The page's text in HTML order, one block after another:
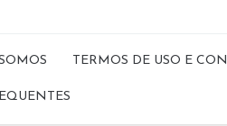
TERMOS DE USO E